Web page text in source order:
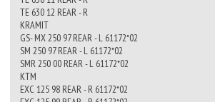
TE 630 12 REAR - R
KRAMIT
GS- MX 250 97 REAR - L 61172*02
SM 250 97 REAR - L 61172*02
SMR 250 00 REAR - L 61172*02
KTM
EXC 125 98 REAR - R 61172*02